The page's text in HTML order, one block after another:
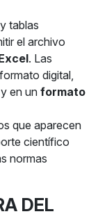
tablas
el archivo
. Las
digital,
en unformato
que aparecen
científico
normas
DEL